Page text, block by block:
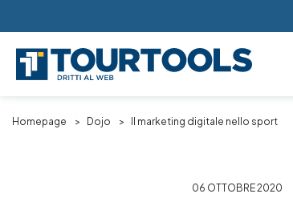
Breadcrumb
Homepage Dojo Il marketing digitale nello sport
06 OTTOBRE 2020